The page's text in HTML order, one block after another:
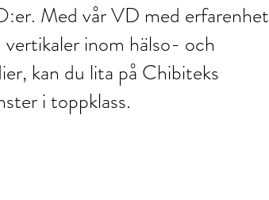
Med vår VD med erfarenhet
inom hälso- och
kan du lita på Chibiteks
i toppklass.